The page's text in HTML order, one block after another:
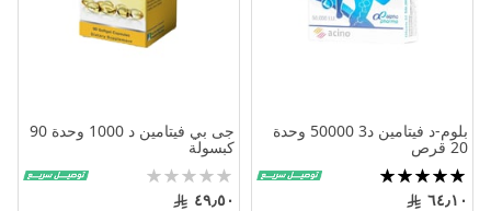
بلوم-د فيتامين د3 50000 وحدة
20 قرص
تقييم:
100%
٦٤٫١٠
جى بي فيتامين د 1000 وحدة 90
كبسولة
Rating:
0%
٤٩٫٥٠